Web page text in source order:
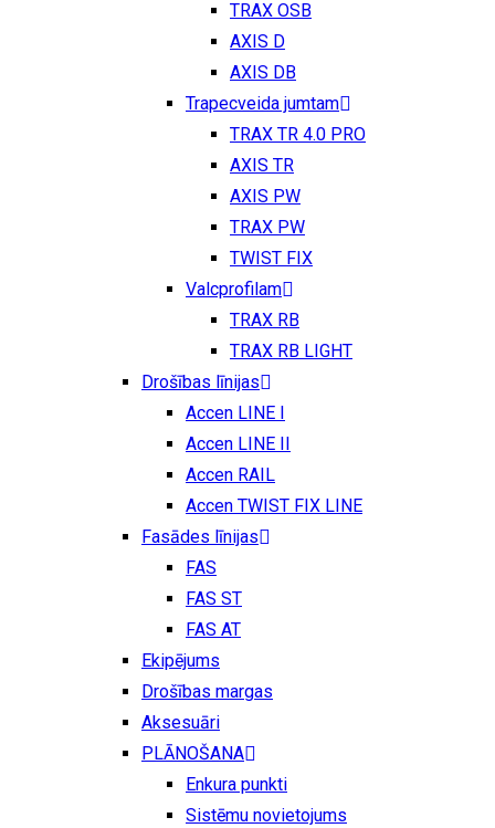
TRAX OSB
AXIS D
AXIS DB
Trapecveida jumtam
TRAX TR 4.0 PRO
AXIS TR
AXIS PW
TRAX PW
TWIST FIX
Valcprofilam
TRAX RB
TRAX RB LIGHT
Drošības līnijas
Accen LINE I
Accen LINE II
Accen RAIL
Accen TWIST FIX LINE
Fasādes līnijas
FAS
FAS ST
FAS AT
Ekipējums
Drošības margas
Aksesuāri
PLĀNOŠANA
Enkura punkti
Sistēmu novietojums